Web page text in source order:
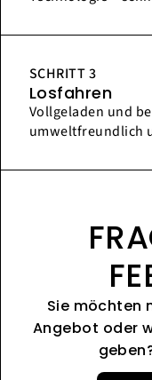
SCHRITT 3
Losfahren
Vollgeladen und
umweltfreundlich
Sie möchten
Angebot oder